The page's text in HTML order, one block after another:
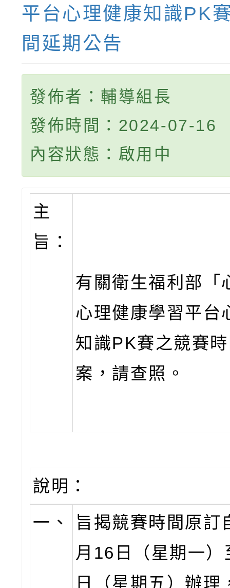
平台心理健康知識PK
間延期公告
發佈者：輔導組長
發佈時間：2024-07-16
內容狀態：啟用中
主
旨：
有關衛生福利部「
心理健康學習平台
知識PK賽之競賽
案，請查照。
說明：
一、
旨揭競賽時間原訂
月16日（星期一
日（星期五）辦理